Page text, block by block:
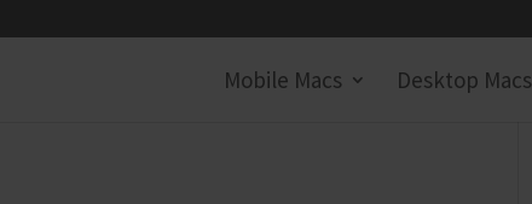
Mobile Macs Desktop Macs